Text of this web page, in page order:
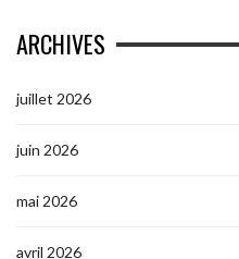
ARCHIVES
juillet 2026
juin 2026
mai 2026
avril 2026